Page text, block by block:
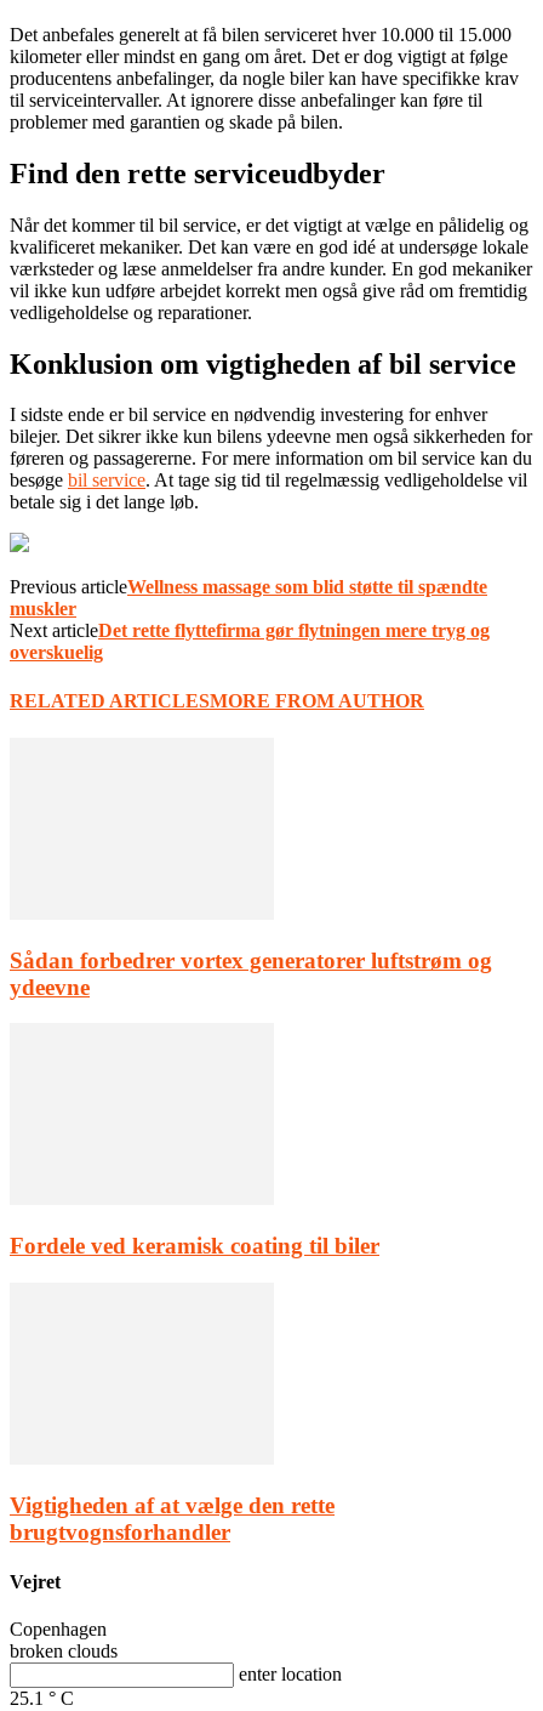
Det anbefales generelt at få bilen serviceret hver 10.000 til 15.000
kilometer eller mindst en gang om året. Det er dog vigtigt at følge
producentens anbefalinger, da nogle biler kan have specifikke krav
til serviceintervaller. At ignorere disse anbefalinger kan føre til
problemer med garantien og skade på bilen.
Find den rette serviceudbyder
Når det kommer til bil service, er det vigtigt at vælge en pålidelig og
kvalificeret mekaniker. Det kan være en god idé at undersøge lokale
værksteder og læse anmeldelser fra andre kunder. En god mekaniker
vil ikke kun udføre arbejdet korrekt men også give råd om fremtidig
vedligeholdelse og reparationer.
Konklusion om vigtigheden af bil service
I sidste ende er bil service en nødvendig investering for enhver
bilejer. Det sikrer ikke kun bilens ydeevne men også sikkerheden for
føreren og passagererne. For mere information om bil service kan du
besøge bil service. At tage sig tid til regelmæssig vedligeholdelse vil
betale sig i det lange løb.
Previous articleWellness massage som blid støtte til spændte
muskler
Next articleDet rette flyttefirma gør flytningen mere tryg og
overskuelig
RELATED ARTICLESMORE FROM AUTHOR
Sådan forbedrer vortex generatorer luftstrøm og
ydeevne
Fordele ved keramisk coating til biler
Vigtigheden af at vælge den rette
brugtvognsforhandler
Vejret
Copenhagen
broken clouds
enter location
25.1 ° C